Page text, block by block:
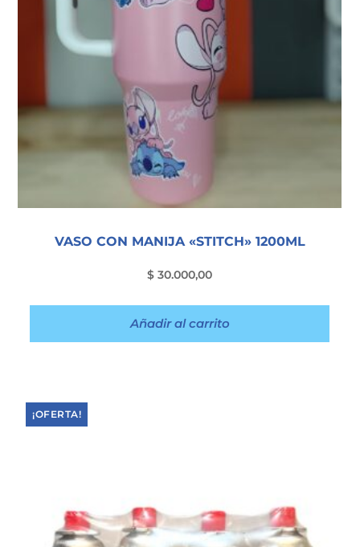
VASO CON MANIJA «STITCH» 1200ML
$ 30.000,00
Añadir al carrito
¡OFERTA!